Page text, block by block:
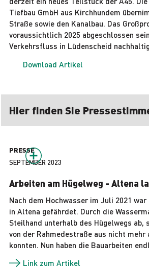
Tiefbau GmbH aus Kirchhundem
Straße sowie den Kanalbau. Das
voraussichtlich 2025 abgeschlossen
Verkehrsfluss in Lüdenscheid
Download Artikel
Hier finden Sie
PRESSE
SEPTEMBER 2023
Arbeiten am Hügelweg - Altena
Nach dem Hochwasser im Juli 2021 war
in Altena gefährdet. Durch die
Steilhand unterhalb des Hügelwegs ab,
von der Rahmedestraße aus nicht mehr
konnten. Nun haben die Bauarbeiten
Link zum Artikel